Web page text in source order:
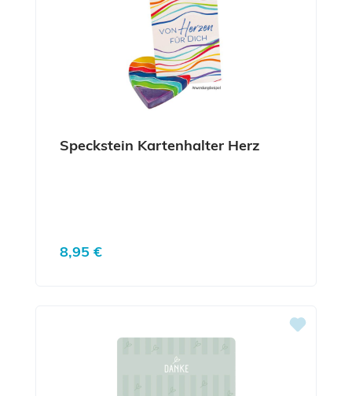
Speckstein Kartenhalter Herz
Regulärer Preis:
8,95 €